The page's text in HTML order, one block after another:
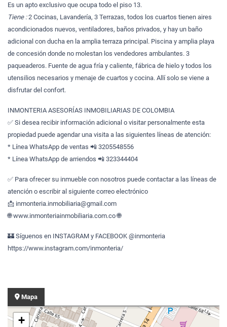
Es un apto exclusivo que ocupa todo el piso 13.
Tiene :2 Cocinas, Lavandería, 3 Terrazas, todos los cuartos tienen aires
acondicionados nuevos, ventiladores, baños privados, y hay un baño
adicional con ducha en la amplia terraza principal. Piscina y amplia playa
de concesión donde no molestan los vendedores ambulantes. 3
paqueaderos. Fuente de agua fría y caliente, fábrica de hielo y todos los
utensilios necesarios y menaje de cuartos y cocina. Allí solo se viene a
disfrutar del confort.
INMONTERIA ASESORÍAS INMOBILIARIAS DE COLOMBIA
✅ Si desea recibir información adicional o visitar personalmente esta
propiedad puede agendar una visita a las siguientes líneas de atención:
* Línea WhatsApp de ventas 📲 3205548556
* Línea WhatsApp de arriendos 📲 323344404
✅ Para ofrecer su inmueble con nosotros puede contactar a las líneas de
atención o escribir al siguiente correo electrónico
📩 inmonteria.inmobiliaria@gmail.com
🌐 www.inmonteriainmobiliaria.com.co 🌐
🏰 Síguenos en INSTAGRAM y FACEBOOK @inmonteria
https://www.instagram.com/inmonteria/
Mapa
+